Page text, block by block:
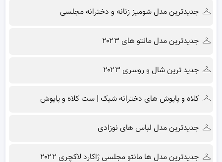
جدیدترین مدل شومیز زنانه و دخترانه مجلسی
جدیدترین مدل مانتو های ۲۰۲۳
جدید ترین شال و روسری ۲۰۲۳
کلاه و پاپوش های دخترانه شیک | ست کلاه و پاپوش
جدیدترین مدل لباس های نوزادی
جدیدترین مدل ها مانتو مجلسی ژاکارد لاکچری ۲۰۲۲